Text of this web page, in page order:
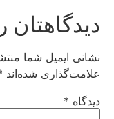
دیدگاهتان
نشانی ایمیل شما
علامت‌گذاری شده‌اند
دیدگاه *